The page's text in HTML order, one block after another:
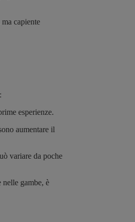
capiente
esperienze.
aumentare il
variare da poche
nelle gambe, è